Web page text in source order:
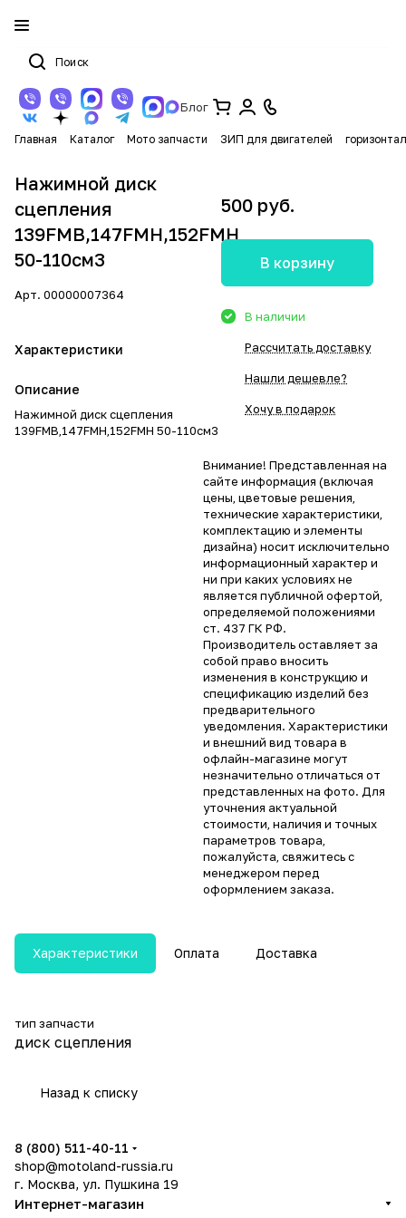
Блог
Главная Каталог Мото запчасти ЗИП для двигателей
Нажимной диск
сцепления
139FMB,147FMH,152FMH
50-110см3
Арт. 00000007364
Характеристики
Описание
Нажимной диск сцепления
139FMB,147FMH,152FMH 50-110см3
500 руб.
В корзину
В наличии
Рассчитать доставку
Нашли дешевле?
Хочу в подарок
Внимание! Представленная на
сайте информация (включая
цены, цветовые решения,
технические характеристики,
комплектацию и элементы
дизайна) носит исключительно
информационный характер и
ни при каких условиях не
является публичной офертой,
определяемой положениями
ст. 437 ГК РФ.
Производитель оставляет за
собой право вносить
изменения в конструкцию и
спецификацию изделий без
предварительного
уведомления. Характеристики
и внешний вид товара в
офлайн-магазине могут
незначительно отличаться от
представленных на фото. Для
уточнения актуальной
стоимости, наличия и точных
параметров товара,
пожалуйста, свяжитесь с
менеджером перед
оформлением заказа.
Характеристики Оплата Доставка
тип запчасти
диск сцепления
Назад к списку
8 (800) 511-40-11
shop@motoland-russia.ru
г. Москва, ул. Пушкина 19
Интернет-магазин